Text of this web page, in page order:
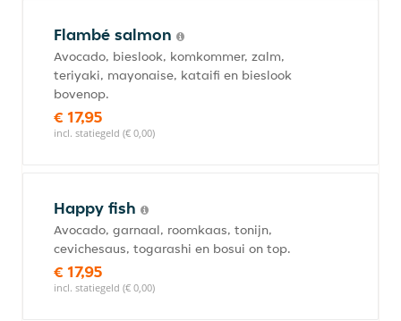
Flambé salmon
Avocado, bieslook, komkommer, zalm,
teriyaki, mayonaise, kataifi en bieslook
bovenop.
€ 17,95
incl. statiegeld (€ 0,00)
Happy fish
Avocado, garnaal, roomkaas, tonijn,
cevichesaus, togarashi en bosui on top.
€ 17,95
incl. statiegeld (€ 0,00)